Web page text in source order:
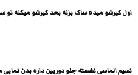
اول کیرشو میده ساک بزنه بعد کیرشو میکنه تو
نسیم الماسی نشسته جلو دوربین داره بدن نمایی